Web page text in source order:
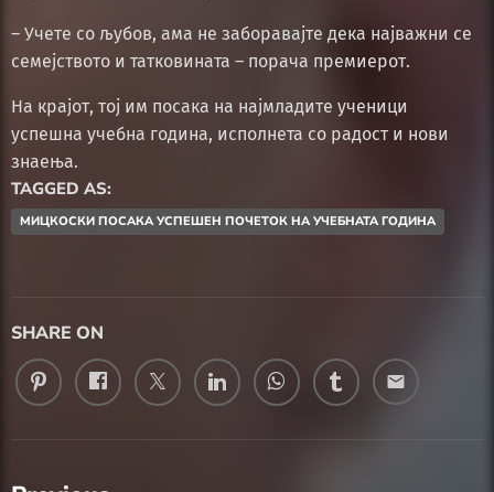
– Учете со љубов, ама не заборавајте дека најважни се
семејството и татковината – порача премиерот.
На крајот, тој им посака на најмладите ученици
успешна учебна година, исполнета со радост и нови
знаења.
TAGGED AS:
МИЦКОСКИ ПОСАКА УСПЕШЕН ПОЧЕТОК НА УЧЕБНАТА ГОДИНА
SHARE ON
email